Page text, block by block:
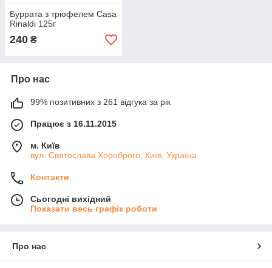
Буррата з трюфелем Casa
Rinaldi 125г
240 ₴
Про нас
99% позитивних з 261 відгука за рік
Працює з 16.11.2015
м. Київ
вул. Святослава Хороброго, Київ, Україна
Контакти
Сьогодні вихідний
Показати весь графік роботи
Про нас